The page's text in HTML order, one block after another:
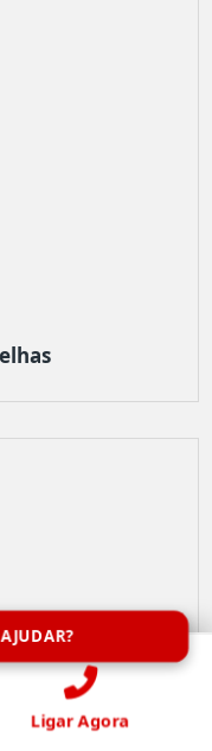
Ligar Agora